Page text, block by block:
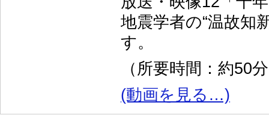
地震学者の“温故知
す。
（所要時間：約50
(動画を見る…)